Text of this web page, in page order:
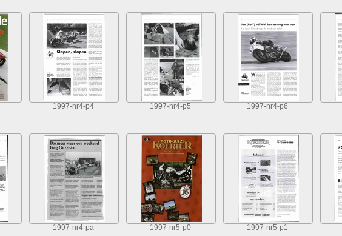
1997-nr4-p4 1997-nr4-p5 1997-nr4-p6
1997-nr4-pa 1997-nr5-p0 1997-nr5-p1